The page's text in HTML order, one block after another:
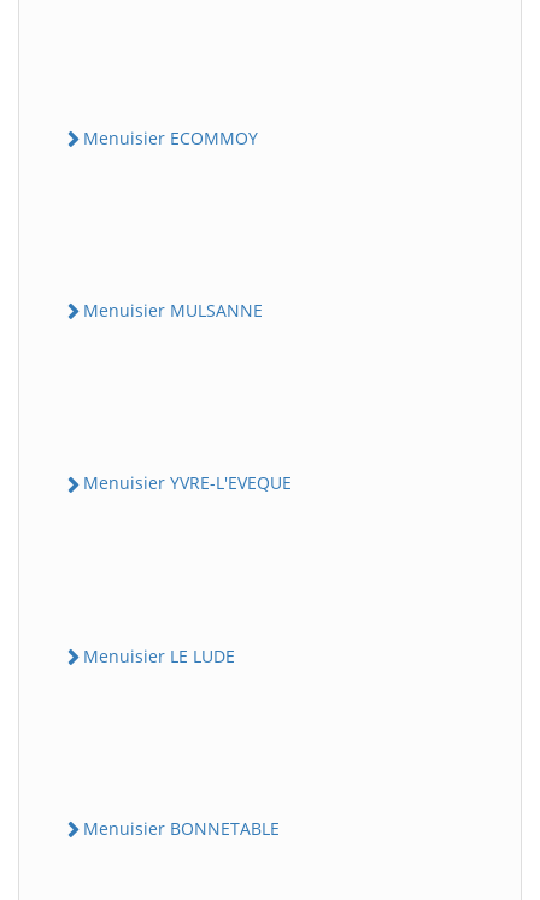
Menuisier ECOMMOY
Menuisier MULSANNE
Menuisier YVRE-L'EVEQUE
Menuisier LE LUDE
Menuisier BONNETABLE